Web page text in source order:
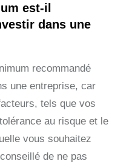
est-il
dans une
recommandé
une entreprise, car
tels que vos
au risque et le
vous souhaitez
de ne pas